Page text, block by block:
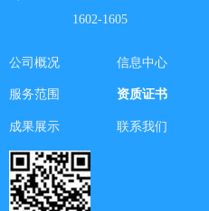
1602-1605
公司概况 信息中心
服务范围 资质证书
成果展示 联系我们